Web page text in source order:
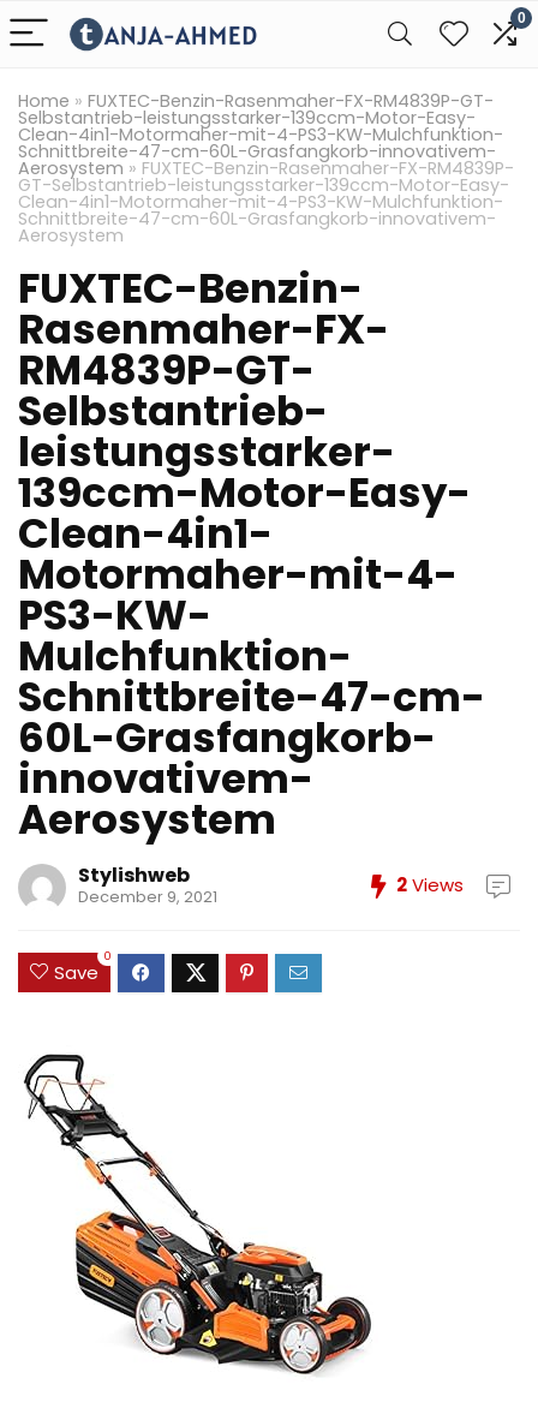
0
Home » FUXTEC-Benzin-Rasenmaher-FX-RM4839P-GT-
Selbstantrieb-leistungsstarker-139ccm-Motor-Easy-
Clean-4in1-Motormaher-mit-4-PS3-KW-Mulchfunktion-
Schnittbreite-47-cm-60L-Grasfangkorb-innovativem-
Aerosystem » FUXTEC-Benzin-Rasenmaher-FX-RM4839P-
GT-Selbstantrieb-leistungsstarker-139ccm-Motor-Easy-
Clean-4in1-Motormaher-mit-4-PS3-KW-Mulchfunktion-
Schnittbreite-47-cm-60L-Grasfangkorb-innovativem-
Aerosystem
FUXTEC-Benzin-
Rasenmaher-FX-
RM4839P-GT-
Selbstantrieb-
leistungsstarker-
139ccm-Motor-Easy-
Clean-4in1-
Motormaher-mit-4-
PS3-KW-
Mulchfunktion-
Schnittbreite-47-cm-
60L-Grasfangkorb-
innovativem-
Aerosystem
Stylishweb
December 9, 2021 2Views
Save
0